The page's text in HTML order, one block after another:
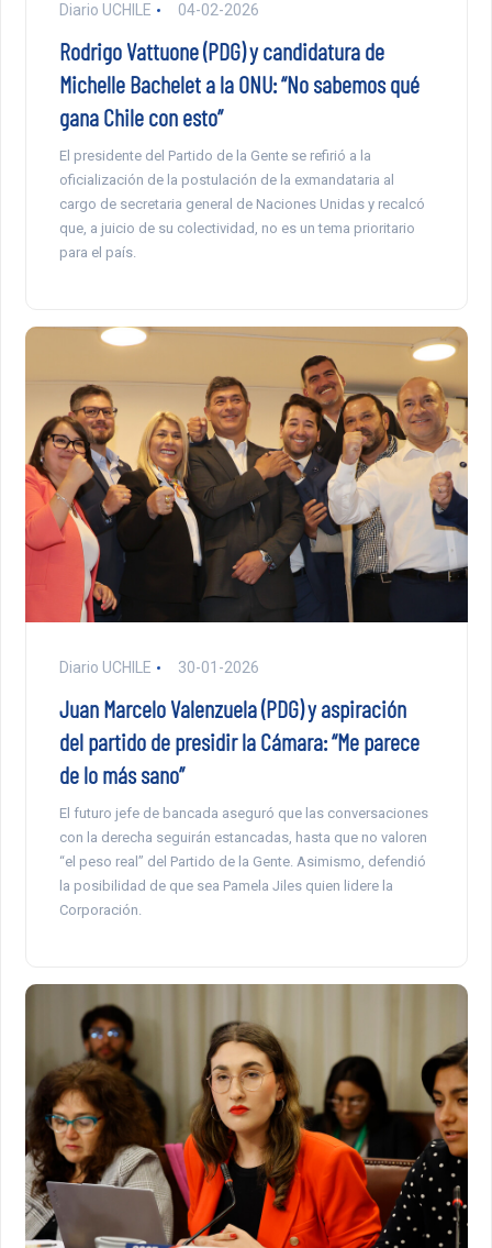
Diario UCHILE 04-02-2026
Rodrigo Vattuone (PDG) y candidatura de
Michelle Bachelet a la ONU: “No sabemos qué
gana Chile con esto”
El presidente del Partido de la Gente se refirió a la
oficialización de la postulación de la exmandataria al
cargo de secretaria general de Naciones Unidas y recalcó
que, a juicio de su colectividad, no es un tema prioritario
para el país.
Diario UCHILE 30-01-2026
Juan Marcelo Valenzuela (PDG) y aspiración
del partido de presidir la Cámara: “Me parece
de lo más sano”
El futuro jefe de bancada aseguró que las conversaciones
con la derecha seguirán estancadas, hasta que no valoren
“el peso real” del Partido de la Gente. Asimismo, defendió
la posibilidad de que sea Pamela Jiles quien lidere la
Corporación.